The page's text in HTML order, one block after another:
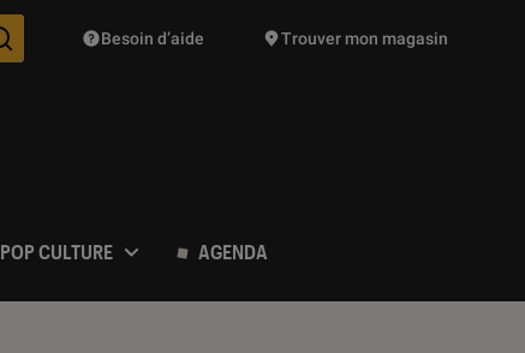
Des suggestions de produits vont vous être proposées
Besoin d’aide Trouver mon magasin
POP CULTURE AGENDA